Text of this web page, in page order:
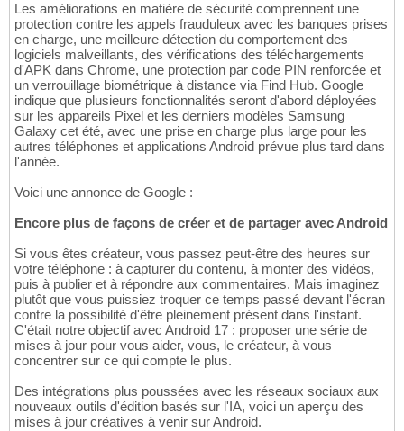
Les améliorations en matière de sécurité comprennent une
protection contre les appels frauduleux avec les banques prises
en charge, une meilleure détection du comportement des
logiciels malveillants, des vérifications des téléchargements
d'APK dans Chrome, une protection par code PIN renforcée et
un verrouillage biométrique à distance via Find Hub. Google
indique que plusieurs fonctionnalités seront d'abord déployées
sur les appareils Pixel et les derniers modèles Samsung
Galaxy cet été, avec une prise en charge plus large pour les
autres téléphones et applications Android prévue plus tard dans
l'année.
Voici une annonce de Google :
Encore plus de façons de créer et de partager avec Android
Si vous êtes créateur, vous passez peut-être des heures sur
votre téléphone : à capturer du contenu, à monter des vidéos,
puis à publier et à répondre aux commentaires. Mais imaginez
plutôt que vous puissiez troquer ce temps passé devant l'écran
contre la possibilité d'être pleinement présent dans l'instant.
C'était notre objectif avec Android 17 : proposer une série de
mises à jour pour vous aider, vous, le créateur, à vous
concentrer sur ce qui compte le plus.
Des intégrations plus poussées avec les réseaux sociaux aux
nouveaux outils d'édition basés sur l'IA, voici un aperçu des
mises à jour créatives à venir sur Android.